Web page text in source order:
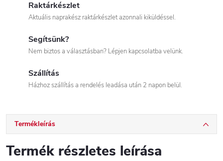
Raktárkészlet
Aktuális naprakész raktárkészlet azonnali kiküldéssel.
Segítsünk?
Nem biztos a választásban? Lépjen kapcsolatba velünk.
Szállítás
Házhoz szállítás a rendelés leadása után 2 napon belül.
Termékleírás
Termék részletes leírása